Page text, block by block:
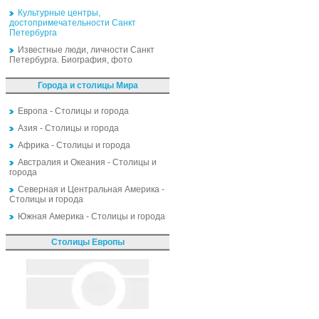
Культурные центры,
достопримечательности Санкт
Петербурга
Известные люди, личности Санкт
Петербурга. Биография, фото
Города и столицы Мира
Европа - Столицы и города
Азия - Столицы и города
Африка - Столицы и города
Австралия и Океания - Столицы и
города
Северная и Центральная Америка -
Столицы и города
Южная Америка - Столицы и города
Столицы Европы